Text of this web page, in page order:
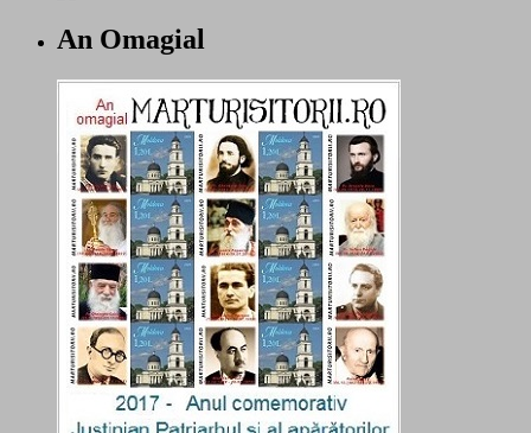
An Omagial